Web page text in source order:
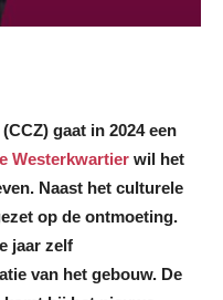
(CCZ) gaat in 2024 een
Westerkwartier wil het
Naast het culturele
op de ontmoeting.
jaar zelf
van het gebouw. De